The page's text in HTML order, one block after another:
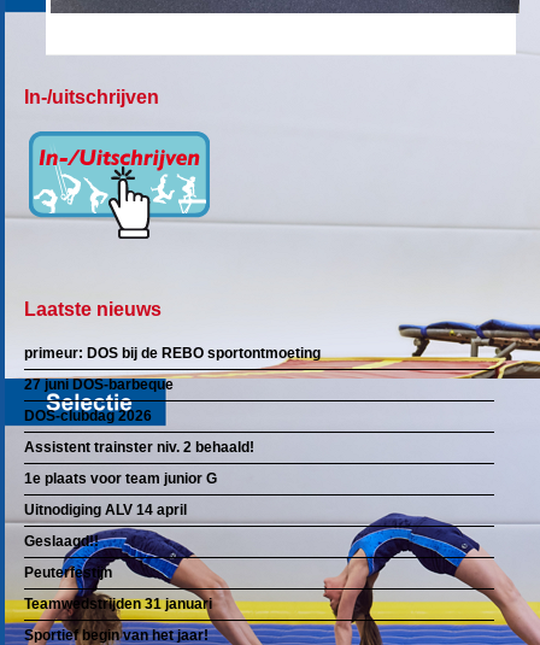
In-/uitschrijven
Laatste nieuws
primeur: DOS bij de REBO sportontmoeting
27 juni DOS-barbeque
DOS-clubdag 2026
Assistent trainster niv. 2 behaald!
1e plaats voor team junior G
Uitnodiging ALV 14 april
Geslaagd!!
Peuterfestijn
Teamwedstrijden 31 januari
Sportief begin van het jaar!